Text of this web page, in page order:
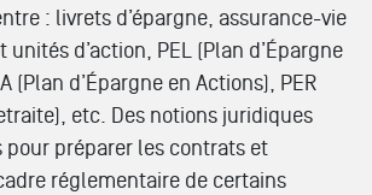
: livrets d’épargne, assurance-vie
unités d’action, PEL (Plan d’Épargne
(Plan d’Épargne en Actions), PER
etc. Des notions juridiques
pour préparer les contrats et
réglementaire de certains